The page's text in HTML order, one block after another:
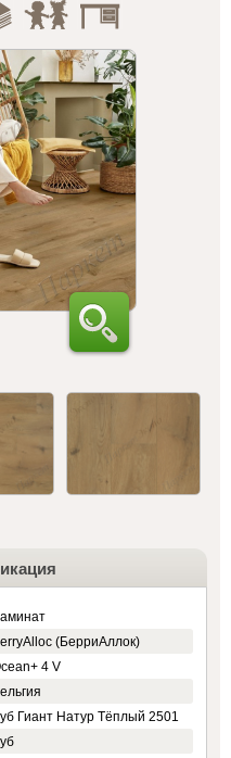
(БерриАллок)
4 V
Гиант Натур Тёплый 2501